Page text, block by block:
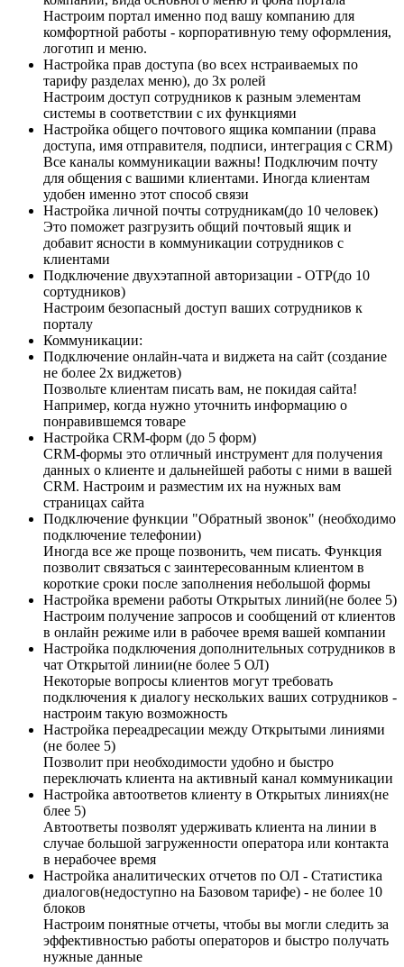
Настроим портал именно под вашу компанию для
комфортной работы - корпоративную тему оформления,
логотип и меню.
Настройка прав доступа (во всех нстраиваемых по
тарифу разделах меню), до 3х ролей
Настроим доступ сотрудников к разным элементам
системы в соответствии с их функциями
Настройка общего почтового ящика компании (права
доступа, имя отправителя, подписи, интеграция с CRM)
Все каналы коммуникации важны! Подключим почту
для общения с вашими клиентами. Иногда клиентам
удобен именно этот способ связи
Настройка личной почты сотрудникам(до 10 человек)
Это поможет разгрузить общий почтовый ящик и
добавит ясности в коммуникации сотрудников с
клиентами
Подключение двухэтапной авторизации - OTP(до 10
сортудников)
Настроим безопасный доступ ваших сотрудников к
порталу
Коммуникации:
Подключение онлайн-чата и виджета на сайт (создание
не более 2х виджетов)
Позвольте клиентам писать вам, не покидая сайта!
Например, когда нужно уточнить информацию о
понравившемся товаре
Настройка CRM-форм (до 5 форм)
CRM-формы это отличный инструмент для получения
данных о клиенте и дальнейшей работы с ними в вашей
CRM. Настроим и разместим их на нужных вам
страницах сайта
Подключение функции "Обратный звонок" (необходимо
подключение телефонии)
Иногда все же проще позвонить, чем писать. Функция
позволит связаться с заинтересованным клиентом в
короткие сроки после заполнения небольшой формы
Настройка времени работы Открытых линий(не более 5)
Настроим получение запросов и сообщений от клиентов
в онлайн режиме или в рабочее время вашей компании
Настройка подключения дополнительных сотрудников в
чат Открытой линии(не более 5 ОЛ)
Некоторые вопросы клиентов могут требовать
подключения к диалогу нескольких ваших сотрудников -
настроим такую возможность
Настройка переадресации между Открытыми линиями
(не более 5)
Позволит при необходимости удобно и быстро
переключать клиента на активный канал коммуникации
Настройка автоответов клиенту в Открытых линиях(не
блее 5)
Автоответы позволят удерживать клиента на линии в
случае большой загруженности оператора или контакта
в нерабочее время
Настройка аналитических отчетов по ОЛ - Статистика
диалогов(недоступно на Базовом тарифе) - не более 10
блоков
Настроим понятные отчеты, чтобы вы могли следить за
эффективностью работы операторов и быстро получать
нужные данные